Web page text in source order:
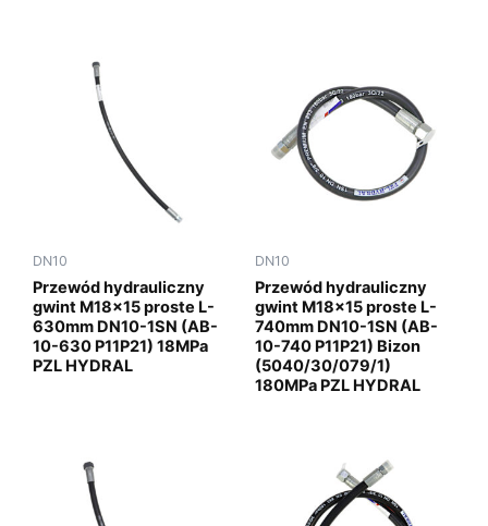
DN10
Przewód hydrauliczny
gwint M18x15 proste L-
630mm DN10-1SN (AB-
10-630 P11P21) 18MPa
PZL HYDRAL
DN10
Przewód hydrauliczny
gwint M18x15 proste L-
740mm DN10-1SN (AB-
10-740 P11P21) Bizon
(5040/30/079/1)
180MPa PZL HYDRAL